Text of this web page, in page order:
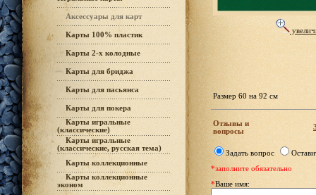
Аксессуары для карт
Карты 100% пластик
Карты 2-х колодные
Карты для бриджа
Карты для пасьянса
Карты для покера
Карты игральные
(классические)
Карты игральные
(классические, русская тема)
Карты коллекционные
Карты коллекционные
эконом
Размер 60 на 92 см
Отзывы и
вопросы
Задать вопрос
*заполните обязательно
*Ваше имя: